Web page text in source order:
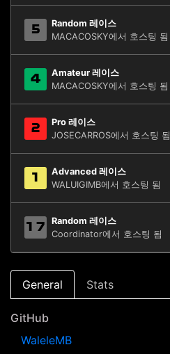
5 Random 레이스
MACACOSKY에서 호스팅 됨
4 Amateur 레이스
MACACOSKY에서 호스팅 됨
2 Pro 레이스
JOSECARROS에서 호스팅 됨
1 Advanced 레이스
WALUIGIMB에서 호스팅 됨
17 Random 레이스
Coordinator에서 호스팅 됨
General Stats
GitHub
WaleleMB